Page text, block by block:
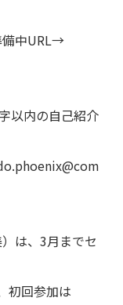
備中URL→
以内の自己紹介
は、3月までセ
初回参加は